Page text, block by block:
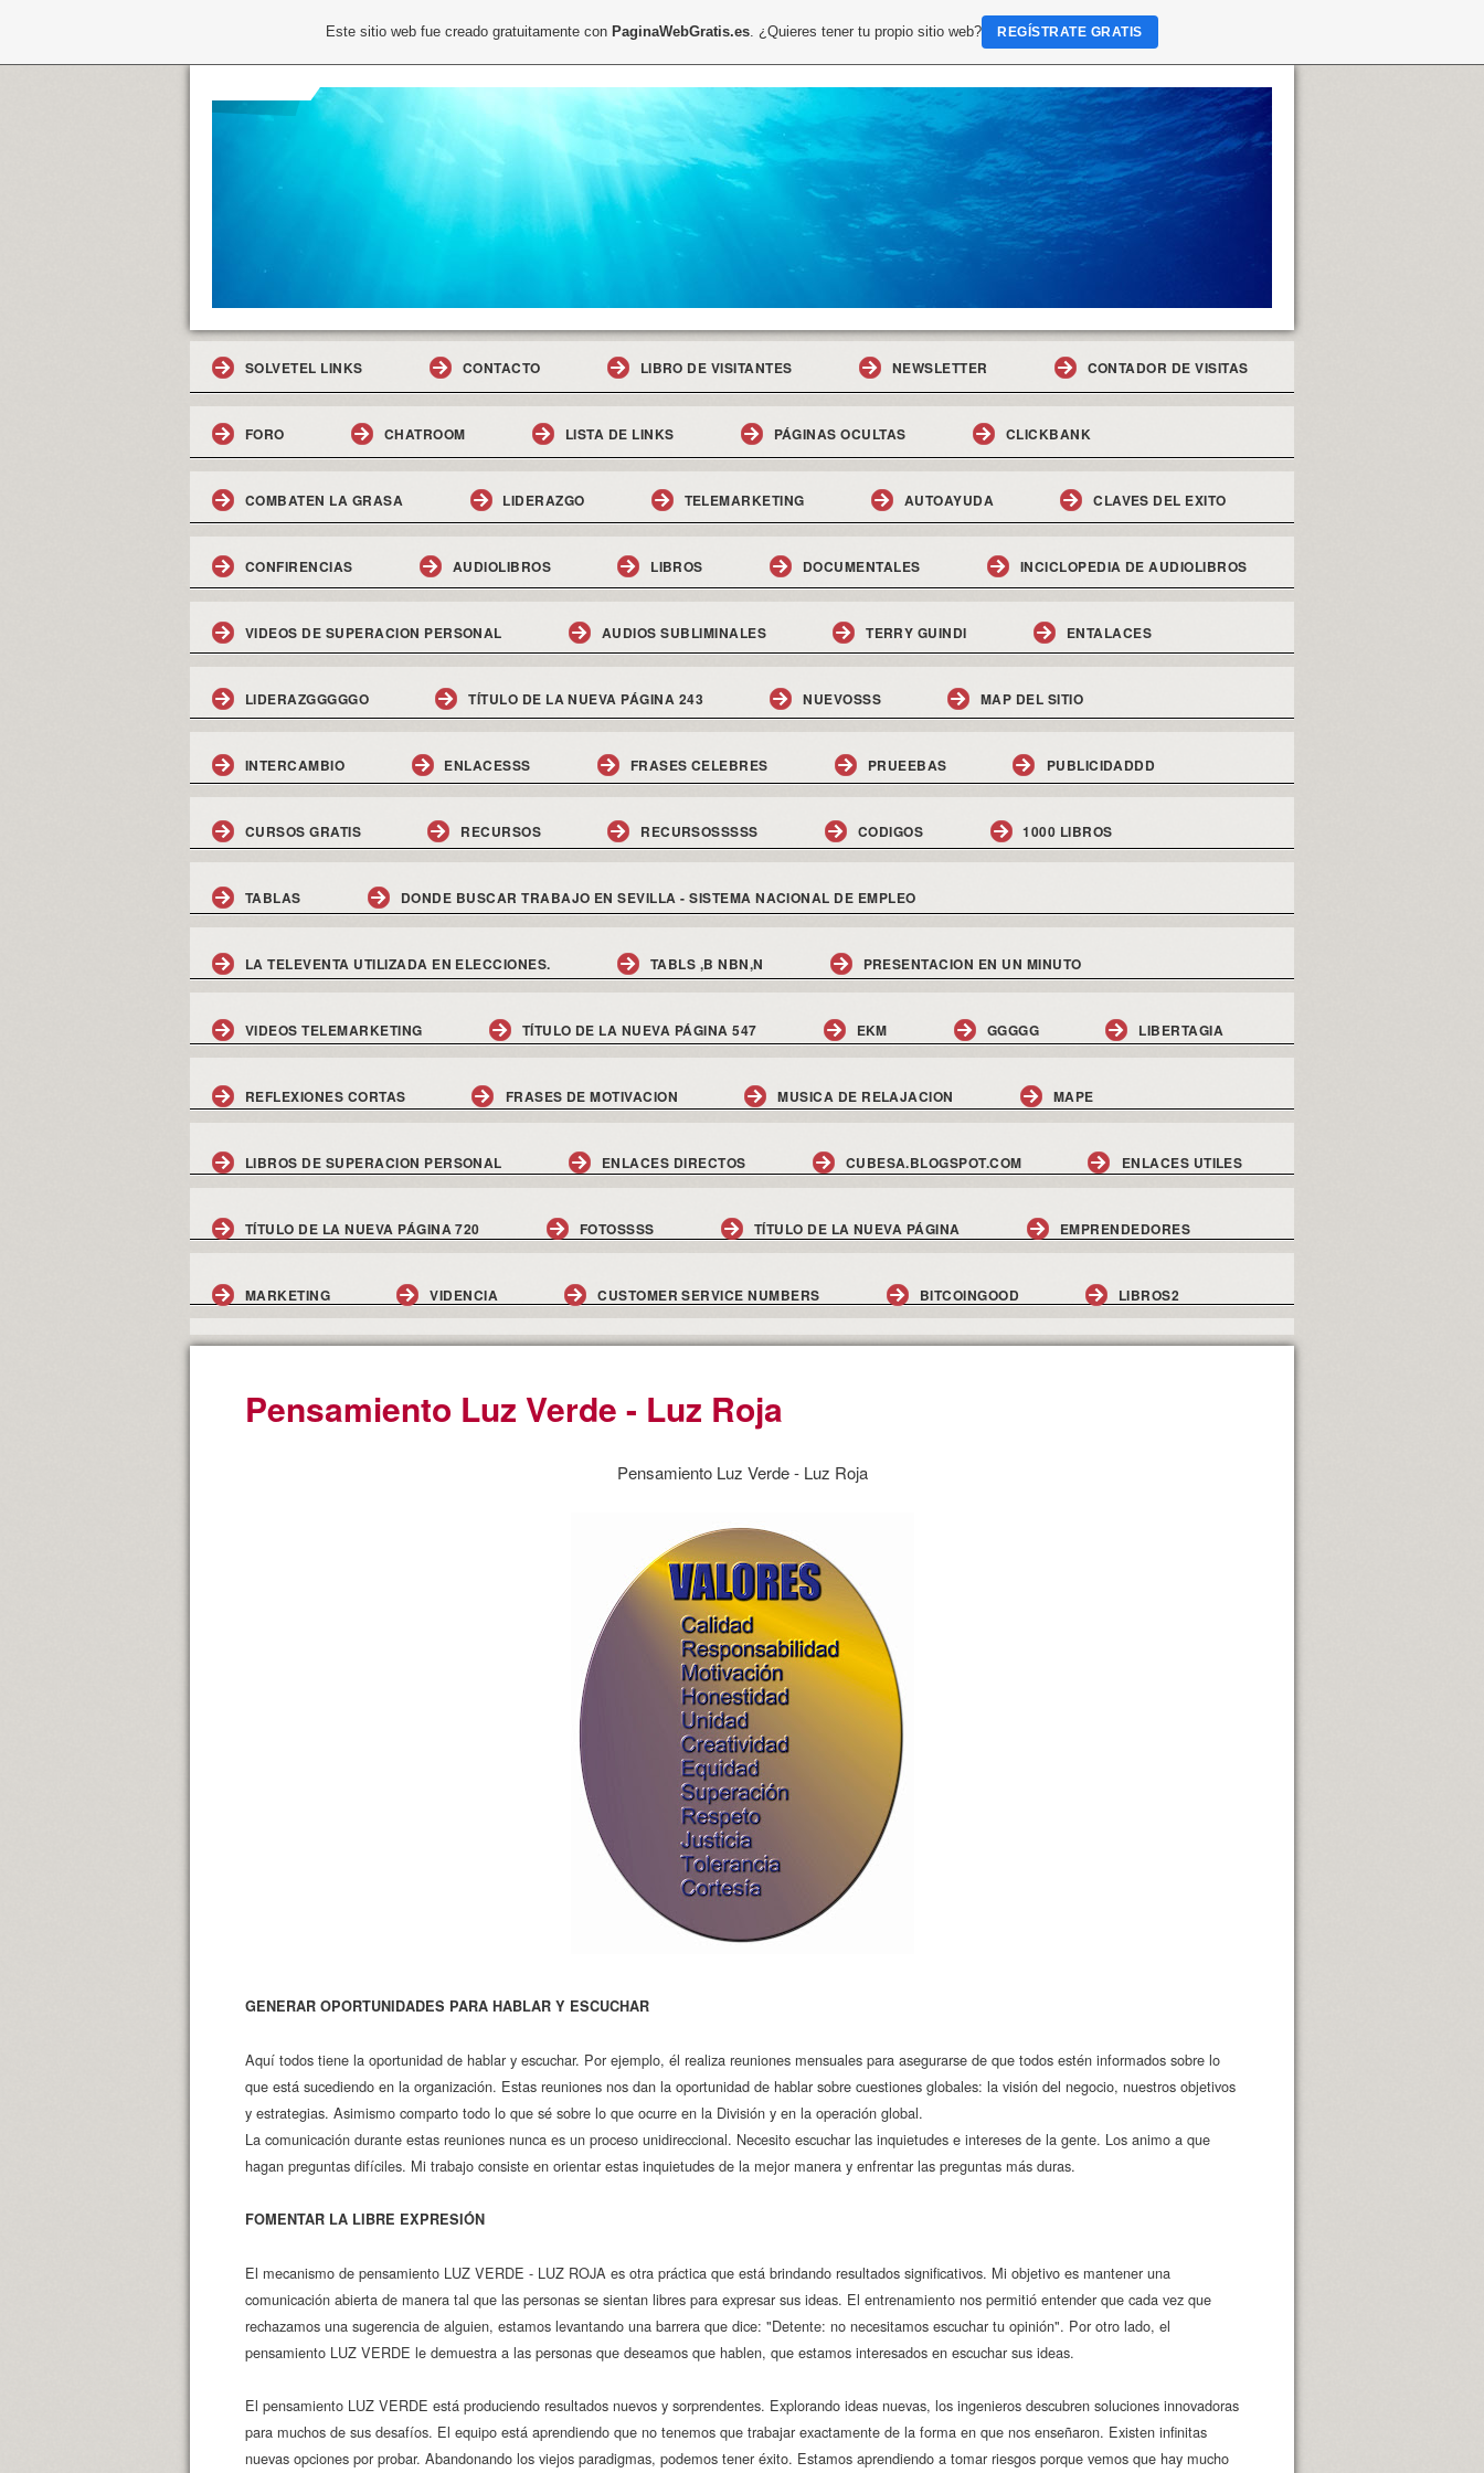
SOLVETEL LINKS CONTACTO LIBRO DE VISITANTES NEWSLETTER CONTADOR DE VISITAS
FORO CHATROOM LISTA DE LINKS PÁGINAS OCULTAS CLICKBANK
COMBATEN LA GRASA LIDERAZGO TELEMARKETING AUTOAYUDA CLAVES DEL EXITO
CONFIRENCIAS AUDIOLIBROS LIBROS DOCUMENTALES INCICLOPEDIA DE AUDIOLIBROS
VIDEOS DE SUPERACION PERSONAL AUDIOS SUBLIMINALES TERRY GUINDI ENTALACES
LIDERAZGGGGGO TÍTULO DE LA NUEVA PÁGINA 243 NUEVOSSS MAP DEL SITIO
INTERCAMBIO ENLACESSS FRASES CELEBRES PRUEEBAS PUBLICIDADDD
CURSOS GRATIS RECURSOS RECURSOSSSSS CODIGOS 1000 LIBROS
TABLAS DONDE BUSCAR TRABAJO EN SEVILLA - SISTEMA NACIONAL DE EMPLEO
LA TELEVENTA UTILIZADA EN ELECCIONES. TABLS ,B NBN,N PRESENTACION EN UN MINUTO
VIDEOS TELEMARKETING TÍTULO DE LA NUEVA PÁGINA 547 EKM GGGGG LIBERTAGIA
REFLEXIONES CORTAS FRASES DE MOTIVACION MUSICA DE RELAJACION MAPE
LIBROS DE SUPERACION PERSONAL ENLACES DIRECTOS CUBESA.BLOGSPOT.COM ENLACES UTILES
TÍTULO DE LA NUEVA PÁGINA 720 FOTOSSSS TÍTULO DE LA NUEVA PÁGINA EMPRENDEDORES
MARKETING VIDENCIA CUSTOMER SERVICE NUMBERS BITCOINGOOD LIBROS2
Pensamiento Luz Verde - Luz Roja
Pensamiento Luz Verde - Luz Roja
GENERAR OPORTUNIDADES PARA HABLAR Y ESCUCHAR
Aquí todos tiene la oportunidad de hablar y escuchar. Por ejemplo, él realiza reuniones mensuales para asegurarse de que todos estén informados sobre lo
que está sucediendo en la organización. Estas reuniones nos dan la oportunidad de hablar sobre cuestiones globales: la visión del negocio, nuestros objetivos
y estrategias. Asimismo comparto todo lo que sé sobre lo que ocurre en la División y en la operación global.
La comunicación durante estas reuniones nunca es un proceso unidireccional. Necesito escuchar las inquietudes e intereses de la gente. Los animo a que
hagan preguntas difíciles. Mi trabajo consiste en orientar estas inquietudes de la mejor manera y enfrentar las preguntas más duras.
FOMENTAR LA LIBRE EXPRESIÓN
El mecanismo de pensamiento LUZ VERDE - LUZ ROJA es otra práctica que está brindando resultados significativos. Mi objetivo es mantener una
comunicación abierta de manera tal que las personas se sientan libres para expresar sus ideas. El entrenamiento nos permitió entender que cada vez que
rechazamos una sugerencia de alguien, estamos levantando una barrera que dice: "Detente: no necesitamos escuchar tu opinión". Por otro lado, el
pensamiento LUZ VERDE le demuestra a las personas que deseamos que hablen, que estamos interesados en escuchar sus ideas.
El pensamiento LUZ VERDE está produciendo resultados nuevos y sorprendentes. Explorando ideas nuevas, los ingenieros descubren soluciones innovadoras
para muchos de sus desafíos. El equipo está aprendiendo que no tenemos que trabajar exactamente de la forma en que nos enseñaron. Existen infinitas
nuevas opciones por probar. Abandonando los viejos paradigmas, podemos tener éxito. Estamos aprendiendo a tomar riesgos porque vemos que hay mucho
Este sitio web fue creado gratuitamente con PaginaWebGratis.es. ¿Quieres tener tu propio sitio web? REGÍSTRATE GRATIS